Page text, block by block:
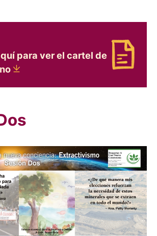
clic aquí para ver el cartel de
para ver el cartel de